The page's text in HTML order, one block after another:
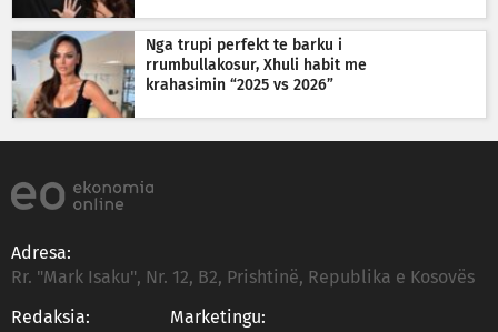
Nga trupi perfekt te barku i
rrumbullakosur, Xhuli habit me
krahasimin “2025 vs 2026”
Adresa:
Rr. "Mark Isaku", Nr. 12, B2, Prishtinë, Republika e Kosovës
Redaksia:
Marketingu: